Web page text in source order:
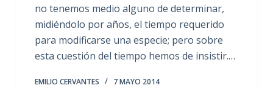
no tenemos medio alguno de determinar,
midiéndolo por años, el tiempo requerido
para modificarse una especie; pero sobre
esta cuestión del tiempo hemos de insistir.…
EMILIO CERVANTES 7 MAYO 2014